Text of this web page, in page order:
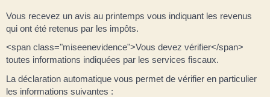
Vous recevez un avis au printemps vous indiquant les revenus
qui ont été retenus par les impôts.
<span class="miseenevidence">Vous devez vérifier</span>
toutes informations indiquées par les services fiscaux.
La déclaration automatique vous permet de vérifier en particulier
les informations suivantes :